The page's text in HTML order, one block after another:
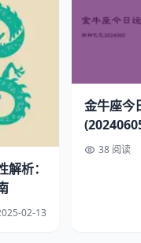
点
南
析：
02-13
金牛座今
38 阅读